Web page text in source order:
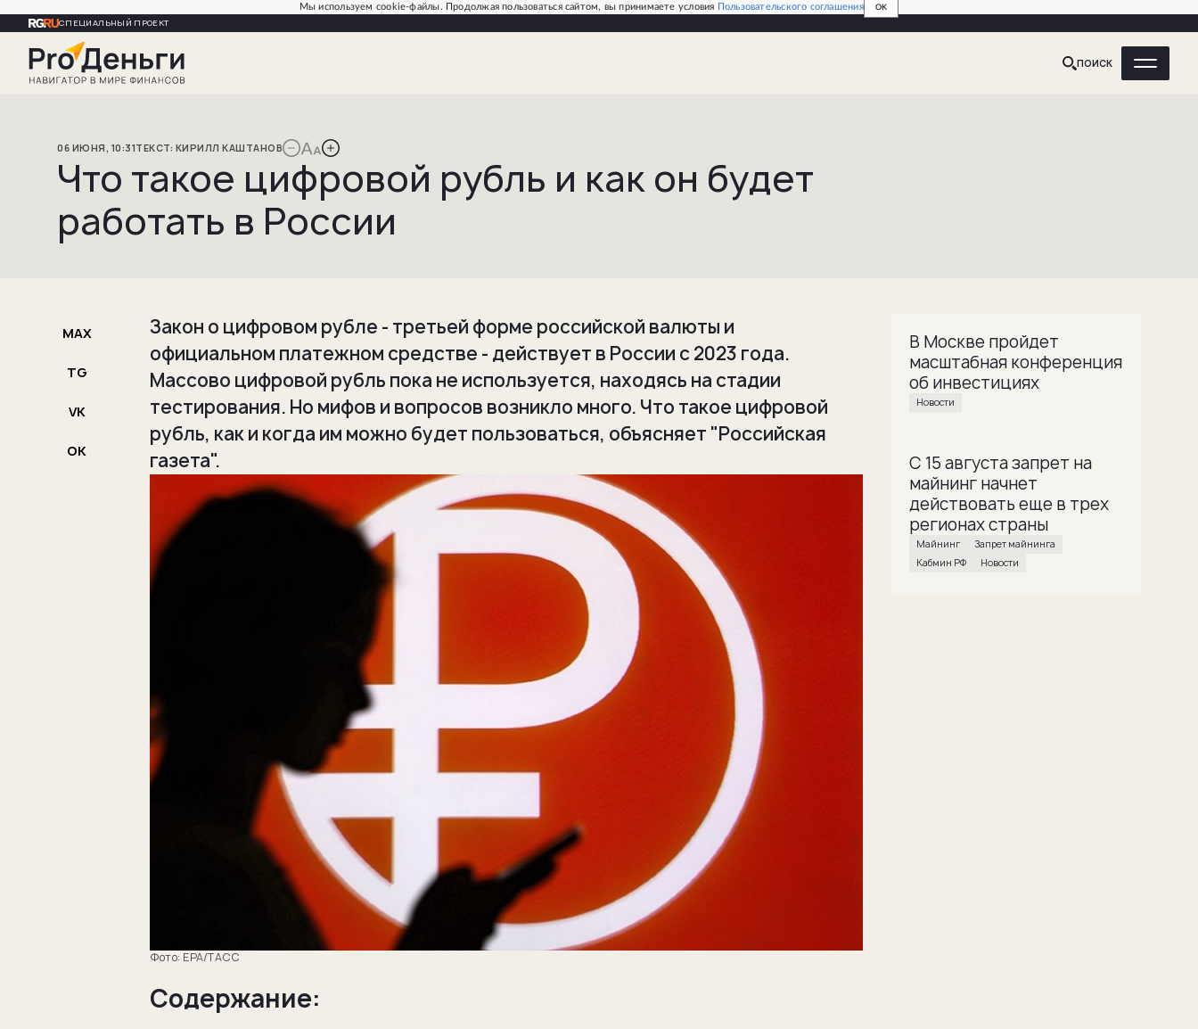
Мы используем cookie-файлы. Продолжая пользоваться сайтом, вы принимаете условия Пользовательского соглашения OK
СПЕЦИАЛЬНЫЙ ПРОЕКТ
ПОИСК
06 ИЮНЯ , 10:31 КИРИЛЛ КАШТАНОВ
Что такое цифровой рубль и как он будет
работать в России
Закон о цифровом рубле - третьей форме российской валюты и
официальном платежном средстве - действует в России с 2023 года.
Массово цифровой рубль пока не используется, находясь на стадии
тестирования. Но мифов и вопросов возникло много. Что такое цифровой
рубль, как и когда им можно будет пользоваться, объясняет "Российская
газета".
EPA/ТАСС
Содержание:
MAX
TG
VK
OK
В Москве пройдет
масштабная конференция
об инвестициях
Новости
С 15 августа запрет на
майнинг начнет
действовать еще в трех
регионах страны
майнинг
Запрет майнинга
Кабмин РФ
Новости